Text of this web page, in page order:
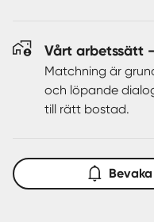
Vårt arbetssätt
Matchning är
och löpande
till rätt bostad.